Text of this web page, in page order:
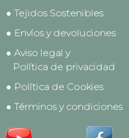
● Tejidos Sostenibles
● Envíos y devoluciones
● Aviso legal y
Política de privacidad
● Política de Cookies
● Términos y condiciones